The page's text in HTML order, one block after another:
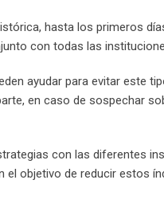
hasta los primeros
con todas las
ayudar para evitar este
en caso de sospechar
con las diferentes
el objetivo de reducir estos